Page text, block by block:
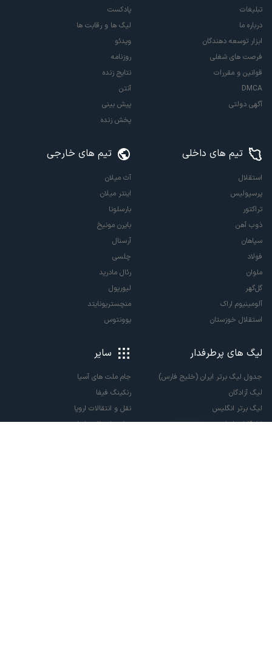
تبلیغات
درباره ما
ابزار توسعه دهندگان
فرصت های شغلی
قوانین و مقررات
DMCA
آگهی دولتی
پادکست
لیگ ها و رقابت ها
ویدئو
روزنامه
نتایج زنده
آنتن
پیش بینی
پخش زنده
تیم های داخلی
استقلال
پرسپولیس
تراکتور
ذوب آهن
سپاهان
فولاد
ملوان
گل‌گهر
آلومینیوم اراک
استقلال خوزستان
تیم های خارجی
آث میلان
اینتر میلان
بارسلونا
بایرن مونیخ
آرسنال
چلسی
رئال مادرید
لیورپول
منچستریونایتد
یوونتوس
لیگ های پرطرفدار
جدول لیگ برتر ایران (خلیج فارس)
لیگ آزادگان
لیگ برتر انگلیس
لالیگا اسپانیا
سایر
جام ملت های آسیا
رنکینگ فیفا
نقل و انتقالات اروپا
نقل و انتقالات ایران